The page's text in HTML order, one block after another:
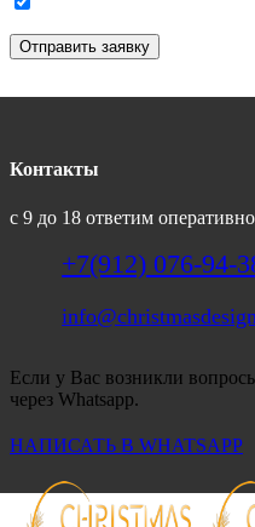
Отправить заявку
Контакты
с 9 до 18 ответим оперативно
+7(912) 076-94-
Если у Вас возникли
через Whatsapp.
НАПИСАТЬ В WHATSAPP